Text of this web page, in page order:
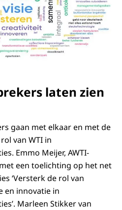
laten zien
gaan met elkaar en met de
van WTI in
Emmo Meijer, AWTI-
een toelichting op het net
‘Versterk de rol van
en innovatie in
Marleen Stikker van